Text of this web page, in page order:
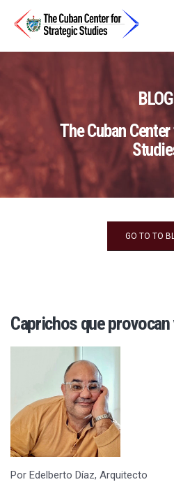
BLOG
The Cuban
GO TO TO
Caprichos que
Por Edelberto Díaz, Arquitecto